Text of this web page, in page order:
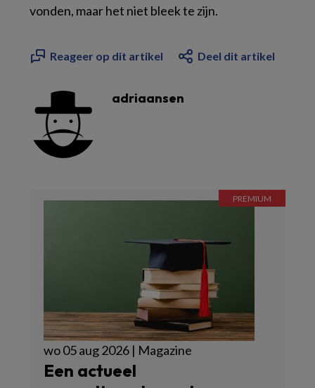
vonden, maar het niet bleek te zijn.
Reageer op dit artikel Deel dit artikel
adriaansen
wo 05 aug 2026 | Magazine
Een actueel